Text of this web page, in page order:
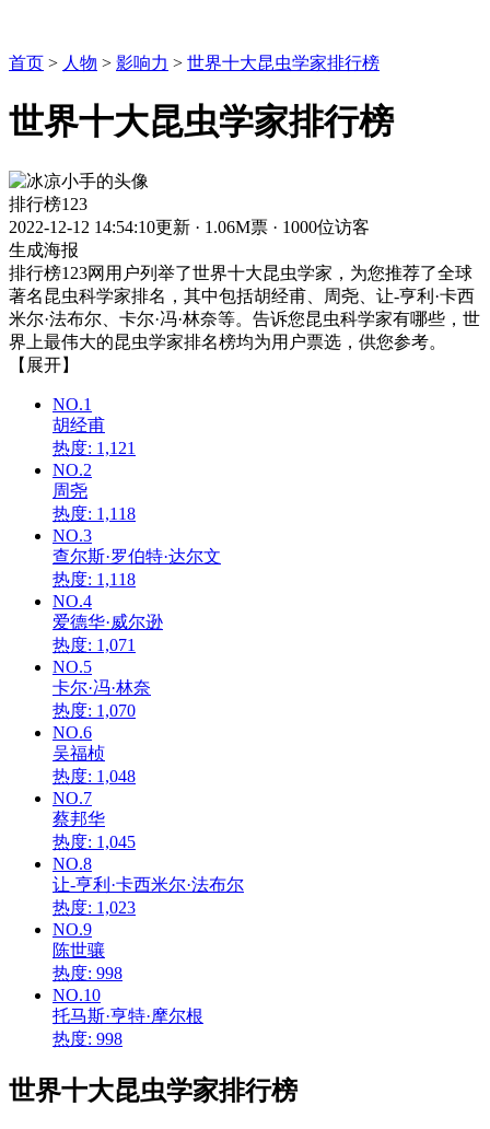
首页 > 人物 > 影响力 > 世界十大昆虫学家排行榜
世界十大昆虫学家排行榜
排行榜123
2022-12-12 14:54:10更新 · 1.06M票 · 1000位访客
生成海报
排行榜123网用户列举了世界十大昆虫学家，为您推荐了全球
著名昆虫科学家排名，其中包括胡经甫、周尧、让-亨利·卡西
米尔·法布尔、卡尔·冯·林奈等。告诉您昆虫科学家有哪些，世
界上最伟大的昆虫学家排名榜均为用户票选，供您参考。
【展开】
NO.1
胡经甫
热度: 1,121
NO.2
周尧
热度: 1,118
NO.3
查尔斯·罗伯特·达尔文
热度: 1,118
NO.4
爱德华·威尔逊
热度: 1,071
NO.5
卡尔·冯·林奈
热度: 1,070
NO.6
吴福桢
热度: 1,048
NO.7
蔡邦华
热度: 1,045
NO.8
让-亨利·卡西米尔·法布尔
热度: 1,023
NO.9
陈世骧
热度: 998
NO.10
托马斯·亨特·摩尔根
热度: 998
世界十大昆虫学家排行榜